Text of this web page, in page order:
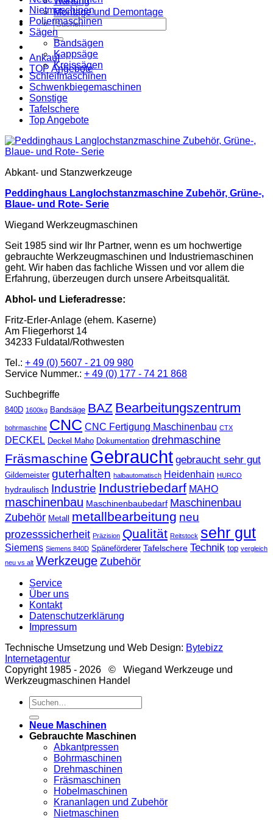
Montage und Demontage
Suche
nach:
Ankauf
TOP Angebote
Nietmaschinen
Poliermaschinen
Sägen
Bandsägen
Kappsäge
Kreissägen
Schleifmaschinen
Schwenkbiegemaschinen
Sonstige
Tafelschere
Top Angebote
Abkant- und Stanzwerkzeuge
Peddinghaus Langlochstanzmaschine Zubehör, Grüne-,
Blaue- und Rote- Serie
Wiegand Werkzeugmaschinen
Seit 1985 sind wir Ihr Partner, wenn es um hochwertige
gebrauchte Werkzeugmaschinen und Industriemaschinen
geht. Wir haben das fachliche Wissen und vor allem die
Erfahrung, überzeugen durch unsere Arbeitsqualität.
Abhol- und Lieferadresse:
Fritz-Erler-Anlage (ehem. Kaserne)
Am Fliegerhorst 14
34233 Fuldatal/Rothwesten
Tel.: + 49 (0) 5607 - 21 09 980
Service Nummer.: + 49 (0) 177 - 74 21 868
Suchbegriffe
840D 1600kg Bandsäge BAZ Bearbeitungszentrum
bohrmaschine CNC CNC Fertigung Maschinenbau CTX
DECKEL Deckel Maho Dokumentation drehmaschine
Fräsmaschine Gebraucht gebraucht sehr gut
Gildemeister guterhalten halbautomatisch Heidenhain HURCO
hydraulisch Industrie Industriebedarf MAHO
maschinenbau Maschinenbaubedarf Maschinenbau
Zubehör Metall metallbearbeitung neu
prozesssicherheit Präzision Qualität Reitstock sehr gut
Siemens Siemens 840D Späneförderer Tafelschere Technik top vergleich
neu vs alt Werkzeuge Zubehör
Service
Über uns
Kontakt
Datenschutzerklärung
Impressum
Technische Umsetzung und Web Design: Bytebizz
Internetagentur
Copyright 1985 - 2026 © Wiegand Werkzeuge und
Werkzeugmaschinen Handel
Suche
nach:
Neue Maschinen
Gebrauchte Maschinen
Abkantpressen
Bohrmaschinen
Drehmaschinen
Fräsmaschinen
Hobelmaschinen
Krananlagen und Zubehör
Nietmaschinen